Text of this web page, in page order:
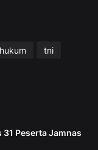
hukum
tni
31 Peserta Jamnas